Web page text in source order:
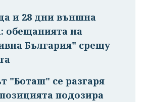
и 28 дни външна
обещанията на
България" срещу
"Боташ" се разгаря
подозира